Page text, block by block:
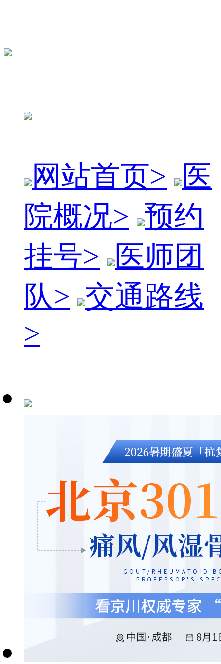
网站首页>
医
院概况> 预约
挂号>
医师团
队> 交通路线
>